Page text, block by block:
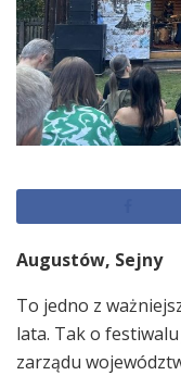
Augustów, Sejny
To jedno z
lata. Tak o
zarządu